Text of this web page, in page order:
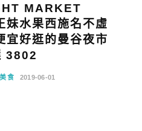
MARKET
水果西施名不虛
宜好逛的曼谷夜市
3802
食 2019-06-01